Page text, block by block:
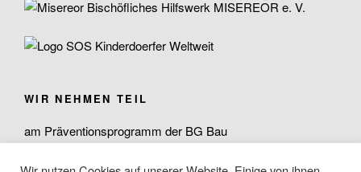
WIR NEHMEN TEIL
am Präventionsprogramm der BG Bau